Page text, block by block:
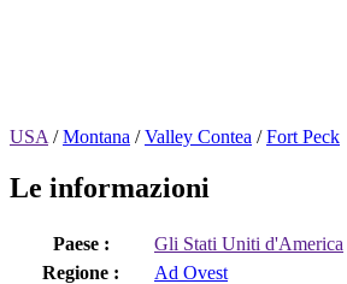
USA /Montana /Valley Contea /Fort Peck
Le informazioni
Paese :
Gli Stati Uniti d'America
Regione :
Ad Ovest